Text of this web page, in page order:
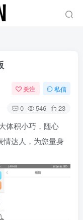
关注 私信
0 546 23
体积小巧，随心
情达人，为您量身